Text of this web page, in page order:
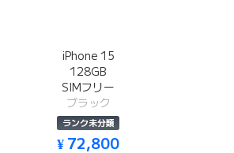
iPhone 15
128GB
SIMフリー
ブラック
ランク未分類
¥ 72,800